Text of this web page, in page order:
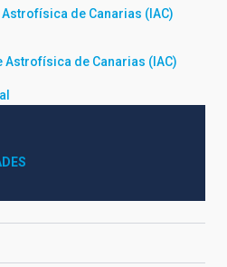
Astrofísica de Canarias (IAC)
Astrofísica de Canarias (IAC)